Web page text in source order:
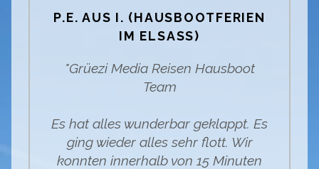
P.E. AUS I. (HAUSBOOTFERIEN
IM ELSASS)
"Grüezi Media Reisen Hausboot
Team
Es hat alles wunderbar geklappt. Es
ging wieder alles sehr flott. Wir
konnten innerhalb von 15 Minuten